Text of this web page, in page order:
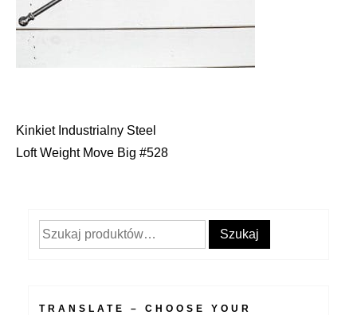
Nawigacja
Kinkiet Industrialny Steel
Loft Weight Move Big #528
Szukaj: Szukaj
TRANSLATE – CHOOSE YOUR